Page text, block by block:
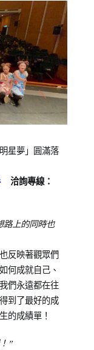
星夢」圓滿落
洽詢專線：
路上的同時也
反映著觀眾們
何成就自己、
們永遠都在往
到了最好的成
的成績單！
”